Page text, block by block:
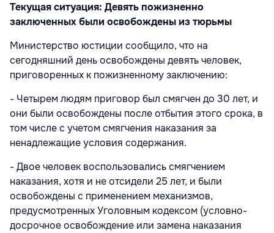
Текущая ситуация: Девять пожизненно
заключенных были освобождены из тюрьмы
Министерство юстиции сообщило, что на
сегодняшний день освобождены девять человек,
приговоренных к пожизненному заключению:
- Четырем людям приговор был смягчен до 30 лет, и
они были освобождены после отбытия этого срока, в
том числе с учетом смягчения наказания за
ненадлежащие условия содержания.
- Двое человек воспользовались смягчением
наказания, хотя и не отсидели 25 лет, и были
освобождены с применением механизмов,
предусмотренных Уголовным кодексом (условно-
досрочное освобождение или замена наказания